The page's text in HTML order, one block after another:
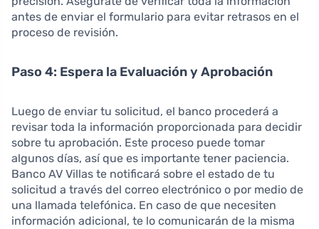
antes de enviar el formulario para evitar retrasos en el
proceso de revisión.
Paso 4: Espera la Evaluación y Aprobación
Luego de enviar tu solicitud, el banco procederá a
revisar toda la información proporcionada para decidir
sobre tu aprobación. Este proceso puede tomar
algunos días, así que es importante tener paciencia.
Banco AV Villas te notificará sobre el estado de tu
solicitud a través del correo electrónico o por medio de
una llamada telefónica. En caso de que necesiten
información adicional, te lo comunicarán de la misma